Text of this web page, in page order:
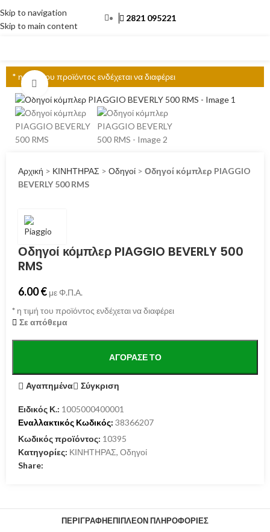
Skip to navigation
Skip to main content
2821 095221
* η τιμή του προϊόντος ενδέχεται να διαφέρει
Click to enlarge
Αρχική > ΚΙΝΗΤΗΡΑΣ > Οδηγοί > Οδηγοί κόμπλερ PIAGGIO
BEVERLY 500 RMS
Οδηγοί κόμπλερ PIAGGIO BEVERLY 500
RMS
6.00€ με Φ.Π.Α.
*η τιμή του προϊόντος ενδέχεται να διαφέρει
Σε απόθεμα
ΑΓΌΡΑΣΕ ΤΟ
Αγαπημένα Σύγκριση
Ειδικός Κ.: 1005000400001
Εναλλακτικός Κωδικός: 38366207
Κωδικός προϊόντος: 10395
Κατηγορίες: ΚΙΝΗΤΗΡΑΣ, Οδηγοί
Share:
ΠΕΡΙΓΡΑΦΉΕΠΙΠΛΈΟΝ ΠΛΗΡΟΦΟΡΊΕΣ